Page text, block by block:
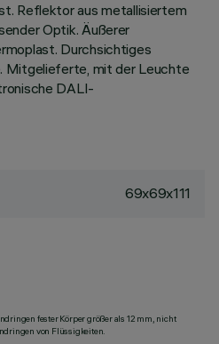
Reflektor aus metallisiertem
Optik. Äußerer
Durchsichtiges
Mitgelieferte, mit der Leuchte
DALI-
69x69x111
fester Körper größer als 12 mm, nicht
von Flüssigkeiten.